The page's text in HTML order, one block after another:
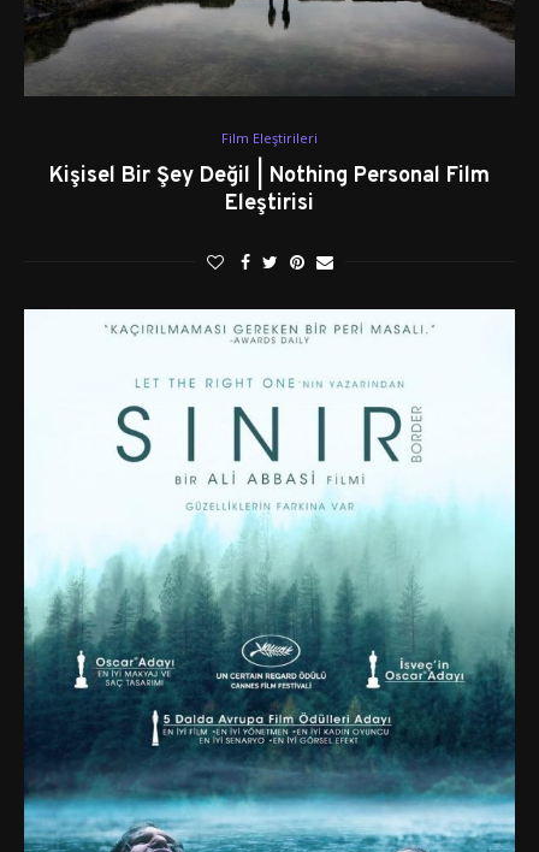
Film Eleştirileri
Kişisel Bir Şey Değil | Nothing Personal Film
Eleştirisi